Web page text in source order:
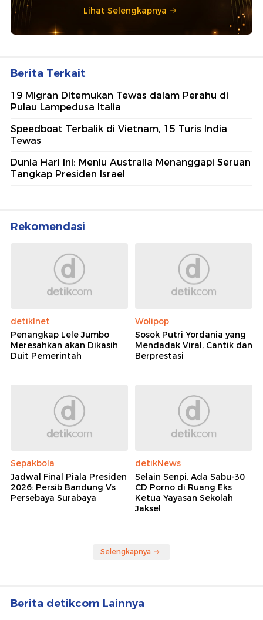
Lihat Selengkapnya
Berita Terkait
19 Migran Ditemukan Tewas dalam Perahu di
Pulau Lampedusa Italia
Speedboat Terbalik di Vietnam, 15 Turis India
Tewas
Dunia Hari Ini: Menlu Australia Menanggapi Seruan
Tangkap Presiden Israel
Rekomendasi
detikInet
Penangkap Lele Jumbo
Meresahkan akan Dikasih
Duit Pemerintah
Wolipop
Sosok Putri Yordania yang
Mendadak Viral, Cantik dan
Berprestasi
Sepakbola
Jadwal Final Piala Presiden
2026: Persib Bandung Vs
Persebaya Surabaya
detikNews
Selain Senpi, Ada Sabu-30
CD Porno di Ruang Eks
Ketua Yayasan Sekolah
Jaksel
Selengkapnya
Berita detikcom Lainnya